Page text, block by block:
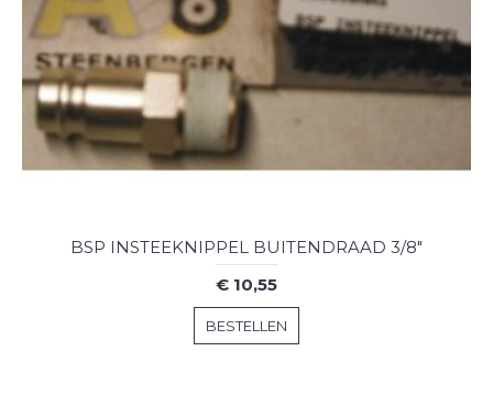
BSP INSTEEKNIPPEL BUITENDRAAD 3/8"
€ 10,55
BESTELLEN